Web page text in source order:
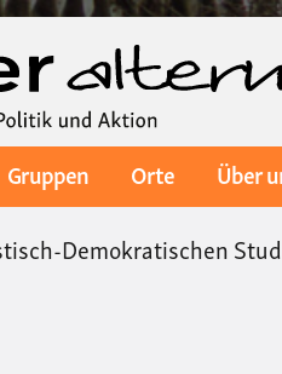
Gruppen Orte
Über
Demokratischen